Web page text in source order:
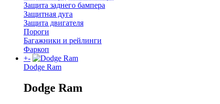
Защита заднего бампера
Защитная дуга
Защита двигателя
Пороги
Багажники и рейлинги
Фаркоп
+-
Dodge Ram
Dodge Ram